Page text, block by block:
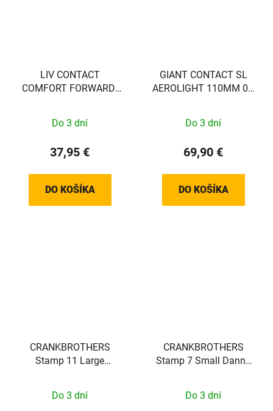
LIV CONTACT
COMFORT FORWARD-
Do 3 dní
37,95 €
DO KOŠÍKA
GIANT CONTACT SL
AEROLIGHT 110MM 0D
Do 3 dní
69,90 €
DO KOŠÍKA
CRANKBROTHERS
Stamp 11 Large
Do 3 dní
CRANKBROTHERS
Stamp 7 Small Danny
Do 3 dní